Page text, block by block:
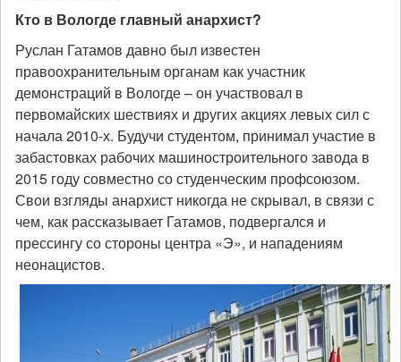
Кто в Вологде главный анархист?
Руслан Гатамов давно был известен
правоохранительным органам как участник
демонстраций в Вологде – он участвовал в
первомайских шествиях и других акциях левых сил с
начала 2010-х. Будучи студентом, принимал участие в
забастовках рабочих машиностроительного завода в
2015 году совместно со студенческим профсоюзом.
Свои взгляды анархист никогда не скрывал, в связи с
чем, как рассказывает Гатамов, подвергался и
прессингу со стороны центра «Э», и нападениям
неонацистов.